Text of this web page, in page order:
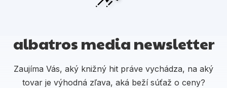
albatros media newsletter
Zaujíma Vás, aký knižný hit práve vychádza, na aký
tovar je výhodná zľava, aká beží súťaž o ceny?